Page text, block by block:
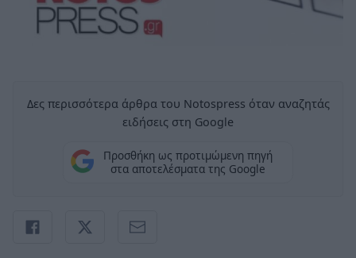
Δες περισσότερα άρθρα του Notospress όταν αναζητάς
ειδήσεις στη Google
Προσθήκη ως προτιμώμενη πηγή
στα αποτελέσματα της Google